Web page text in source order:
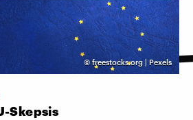
©freestocks.org | Pexels
Skepsis